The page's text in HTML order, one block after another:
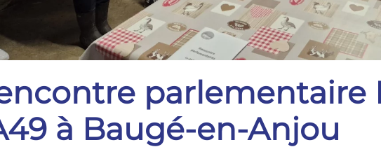
parlementaire
à Baugé-en-Anjou